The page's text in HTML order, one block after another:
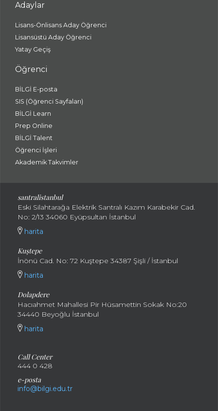
Adaylar
Lisans-Önlisans Aday Öğrenci
Lisansüstü Aday Öğrenci
Yatay Geçiş
Öğrenci
BİLGİ E-posta
SIS (Öğrenci Sayfaları)
BİLGİ Learn
Prep Online
BİLGİ Talent
Öğrenci İşleri
Akademik Takvimler
santralistanbul
Eski Silahtarağa Elektrik Santralı Kazım Karabekir Cad.
No: 2/13 34060 Eyüpsultan İstanbul
harita
Kuştepe
İnönü Cad. No: 72 Kuştepe 34387 Şişli / İstanbul
harita
Dolapdere
Hacıahmet Mahallesi Pir Hüsamettin Sokak No:20
34440 Beyoğlu İstanbul
harita
Call Center
444 0 428
e-posta
info@bilgi.edu.tr